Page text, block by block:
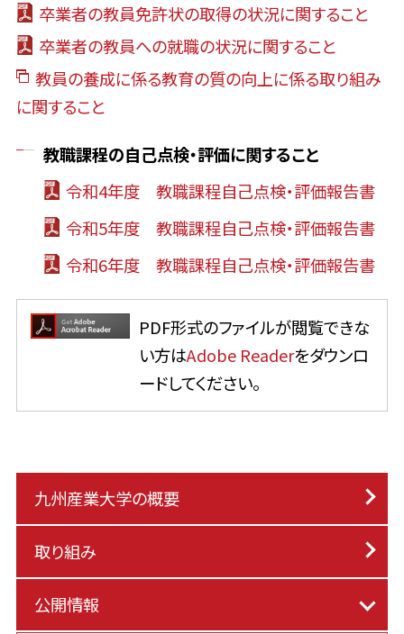
卒業者の教員免許状の取得の状況に関すること
卒業者の教員への就職の状況に関すること
教員の養成に係る教育の質の向上に係る取り組み
に関すること
教職課程の自己点検・評価に関すること
令和4年度 教職課程自己点検・評価報告書
令和5年度 教職課程自己点検・評価報告書
令和6年度 教職課程自己点検・評価報告書
PDF形式のファイルが閲覧できな
い方はAdobe Readerをダウンロ
ードしてください。
九州産業大学の概要
取り組み
公開情報